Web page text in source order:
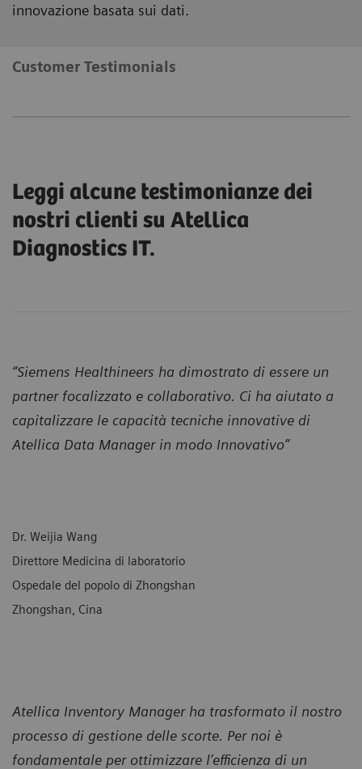
innovazione basata sui dati.
Customer Testimonials
Leggi alcune testimonianze dei
nostri clienti su Atellica
Diagnostics IT.
“Siemens Healthineers ha dimostrato di essere un
partner focalizzato e collaborativo. Ci ha aiutato a
capitalizzare le capacità tecniche innovative di
Atellica Data Manager in modo Innovativo”
Dr. Weijia Wang
Direttore Medicina di laboratorio
Ospedale del popolo di Zhongshan
Zhongshan, Cina
Atellica Inventory Manager ha trasformato il nostro
processo di gestione delle scorte. Per noi è
fondamentale per ottimizzare l’efficienza di un